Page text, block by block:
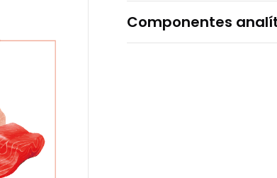
Componentes